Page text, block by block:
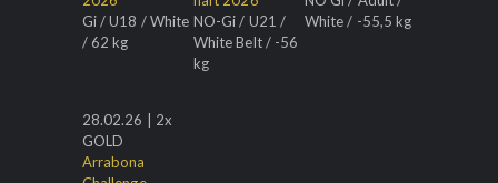
Gi / U18 / White
/ 62 kg
NO-Gi / U21 /
White Belt / -56
kg
White / -55,5 kg
28.02.26 | 2x
GOLD
Arrabona